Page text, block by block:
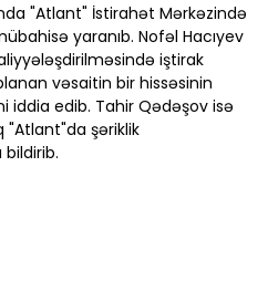
"Atlant" İstirahət Mərkəzində
yaranıb. Nofəl Hacıyev
iştirak
vəsaitin bir hissəsinin
iddia edib. Tahir Qədəşov isə
"Atlant"da şəriklik
bildirib.